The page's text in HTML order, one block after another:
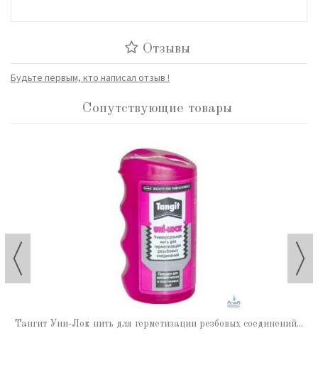
Отзывы
Будьте первым, кто написал отзыв !
Сопутствующие товары
Тангит Уни-Лок нить для герметизации резбовых соединений...